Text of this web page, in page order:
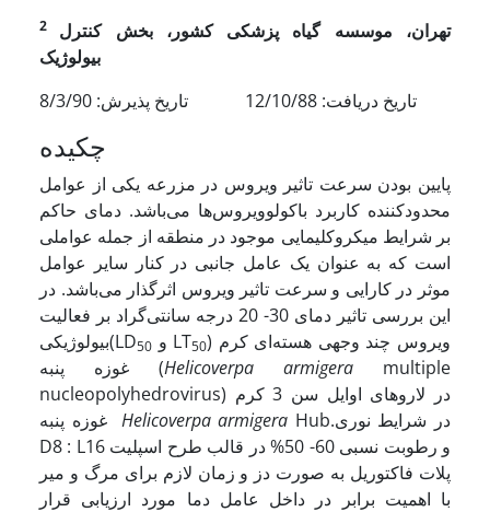
2 تهران، موسسه گیاه پزشکی کشور، بخش کنترل
بیولوژیک
تاریخ دریافت: 12/10/88 تاریخ پذیرش: 8/3/90
چکیده
پایین بودن سرعت تاثیر ویروس در مزرعه یکی از عوامل
محدودکننده کاربرد باکولوویروس‌ها می‌باشد. دمای حاکم
بر شرایط میکروکلیمایی موجود در منطقه از جمله عواملی
است که به عنوان یک عامل جانبی در کنار سایر عوامل
موثر در کارایی و سرعت تاثیر ویروس اثرگذار می‌باشد. در
این بررسی تاثیر دمای 30- 20 درجه سانتی‌گراد بر فعالیت
بیولوژیکی(LD50 و LT50) ویروس چند وجهی هسته‌ای کرم
غوزه پنبه (Helicoverpa armigera multiple
nucleopolyhedrovirus) در لاروهای اوایل سن 3 کرم
غوزه پنبه Helicoverpa armigera Hub.در شرایط نوری
D8 : L16 و رطوبت نسبی 60- 50% در قالب طرح اسپلیت
پلات فاکتوریل به صورت دز و زمان لازم برای مرگ و میر
با اهمیت برابر در داخل عامل دما مورد ارزیابی قرار